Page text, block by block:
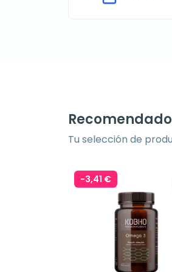
Tu selección de
-3,41 €